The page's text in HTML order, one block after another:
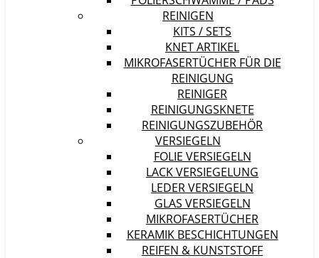
REINIGEN
KITS / SETS
KNET ARTIKEL
MIKROFASERTÜCHER FÜR DIE
REINIGUNG
REINIGER
REINIGUNGSKNETE
REINIGUNGSZUBEHÖR
VERSIEGELN
FOLIE VERSIEGELN
LACK VERSIEGELUNG
LEDER VERSIEGELN
GLAS VERSIEGELN
MIKROFASERTÜCHER
KERAMIK BESCHICHTUNGEN
REIFEN & KUNSTSTOFF